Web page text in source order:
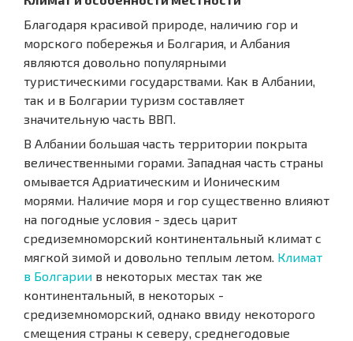
Благодаря красивой природе, наличию гор и
морского побережья и Болгария, и Албания
являются довольно популярными
туристическими государствами. Как в Албании,
так и в Болгарии туризм составляет
значительную часть ВВП.
В Албании большая часть территории покрыта
величественными горами. Западная часть страны
омывается Адриатическим и Ионическим
морями. Наличие моря и гор существенно влияют
на погодные условия - здесь царит
средиземноморский континентальный климат с
мягкой зимой и довольно теплым летом. Климат
в Болгарии в некоторых местах так же
континентальный, в некоторых -
средиземноморский, однако ввиду некоторого
смещения страны к северу, среднегодовые